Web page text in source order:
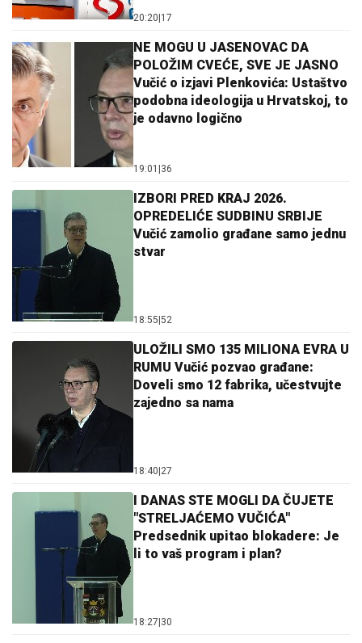
20:20 17
NE MOGU U JASENOVAC DA
POLOŽIM CVEĆE, SVE JE JASNO
Vučić o izjavi Plenkovića: Ustaštvo
podobna ideologija u Hrvatskoj, to
je odavno logično
19:01 36
IZBORI PRED KRAJ 2026.
OPREDELIĆE SUDBINU SRBIJE
Vučić zamolio građane samo jednu
stvar
18:55 52
ULOŽILI SMO 135 MILIONA EVRA U
RUMU Vučić pozvao građane:
Doveli smo 12 fabrika, učestvujte
zajedno sa nama
18:40 27
I DANAS STE MOGLI DA ČUJETE
"STRELJAĆEMO VUČIĆA"
Predsednik upitao blokadere: Je
li to vaš program i plan?
18:27 30